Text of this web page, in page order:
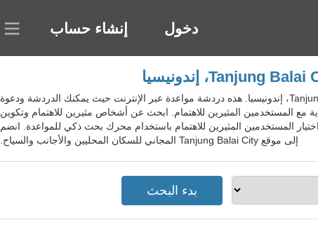
دخول إنشاء حساب
IdnDatingGo - خدمة المواعدة الشهيرة عبر الإنترنت في Tanjung Balai City، إندونيسيا. هذه دردشة مواعدة عبر الإنترنت حيث يمكنك الدردشة ودعوة
مع المستخدمين المثيرين للاهتمام. ابحث عن أشخاص مثيرين للاهتمام وتكوين
المستخدمين المثيرين للاهتمام باستخدام محرك بحث ذكي للمواعدة. انضم
إلى موقع Tanjung Balai City المجاني للسكان المحليين والأجانب والسياح.